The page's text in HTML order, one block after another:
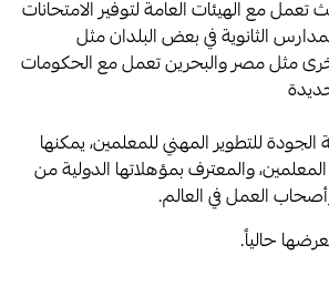
دولة. حيث تعمل مع الهيئات العامة لتوفير الامتحانات
الثانوية في بعض البلدان مثل
مثل مصر والبحرين تعمل مع الحكومات
الجودة للتطوير المهني للمعلمين، يمكنها
والمعترف بمؤهلاتها الدولية من
العمل في العالم.
حالياً.